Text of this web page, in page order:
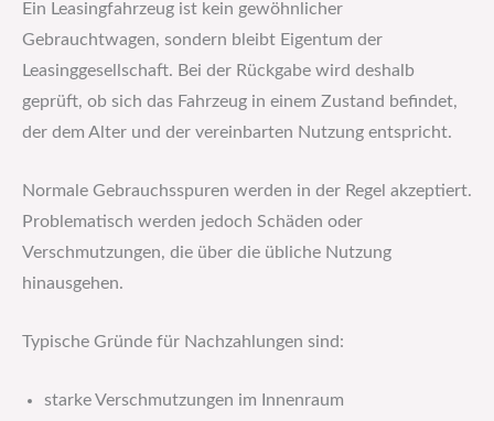
Ein Leasingfahrzeug ist kein gewöhnlicher
Gebrauchtwagen, sondern bleibt Eigentum der
Leasinggesellschaft. Bei der Rückgabe wird deshalb
geprüft, ob sich das Fahrzeug in einem Zustand befindet,
der dem Alter und der vereinbarten Nutzung entspricht.
Normale Gebrauchsspuren werden in der Regel akzeptiert.
Problematisch werden jedoch Schäden oder
Verschmutzungen, die über die übliche Nutzung
hinausgehen.
Typische Gründe für Nachzahlungen sind:
starke Verschmutzungen im Innenraum